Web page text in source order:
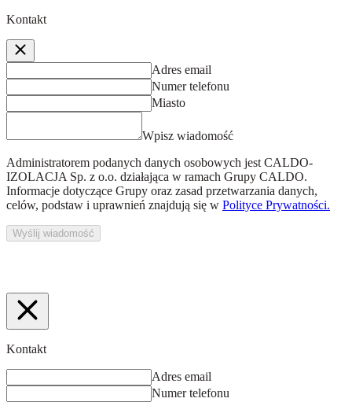
Kontakt
Adres email
Numer telefonu
Miasto
Wpisz wiadomość
Administratorem podanych danych osobowych jest CALDO-
IZOLACJA Sp. z o.o. działająca w ramach Grupy CALDO.
Informacje dotyczące Grupy oraz zasad przetwarzania danych,
celów, podstaw i uprawnień znajdują się w Polityce Prywatności.
Wyślij wiadomość
Kontakt
Adres email
Numer telefonu